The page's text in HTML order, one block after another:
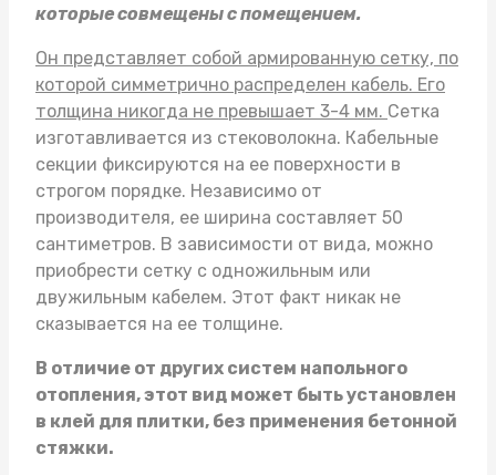
которые совмещены с помещением.
Он представляет собой армированную сетку, по
которой симметрично распределен кабель. Его
толщина никогда не превышает 3-4 мм. Сетка
изготавливается из стековолокна. Кабельные
секции фиксируются на ее поверхности в
строгом порядке. Независимо от
производителя, ее ширина составляет 50
сантиметров. В зависимости от вида, можно
приобрести сетку с одножильным или
двужильным кабелем. Этот факт никак не
сказывается на ее толщине.
В отличие от других систем напольного
отопления, этот вид может быть установлен
в клей для плитки, без применения бетонной
стяжки.